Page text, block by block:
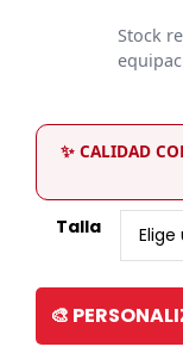
Stock
✨ CALIDAD
Talla
🎨